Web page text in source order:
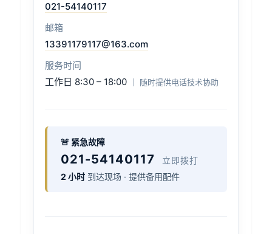
021-54140117
邮箱
13391179117@163.com
服务时间
工作日 8:30 – 18:00
｜ 随时提供电话技术协助
🚨 紧急故障
021-54140117
立即拨打
2 小时 到达现场 · 提供备用配件